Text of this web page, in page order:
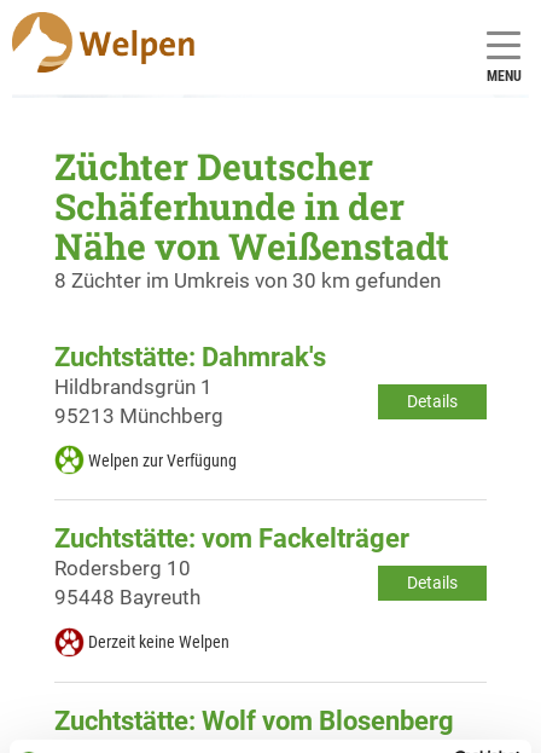
MENU
Züchter Deutscher
Schäferhunde in der
Nähe von Weißenstadt
8 Züchter im Umkreis von 30 km gefunden
Zuchtstätte: Dahmrak's
Details
Hildbrandsgrün 1
95213 Münchberg
Welpen zur Verfügung
Zuchtstätte: vom Fackelträger
Details
Rodersberg 10
95448 Bayreuth
Derzeit keine Welpen
Zuchtstätte: Wolf vom Blosenberg